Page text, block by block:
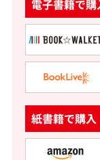
電子書籍で購
紙書籍で購入